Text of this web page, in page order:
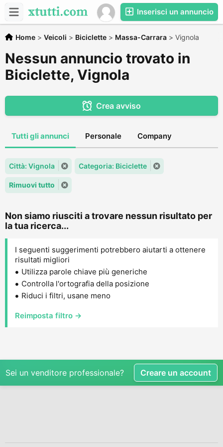
Inserisci un annuncio
Home > Veicoli > Biciclette > Massa-Carrara > Vignola
Nessun annuncio trovato in
Biciclette, Vignola
Crea avviso
Tutti gli annunci Personale Company
Città: Vignola Categoria: Biciclette
Rimuovi tutto
Non siamo riusciti a trovare nessun risultato per
la tua ricerca...
I seguenti suggerimenti potrebbero aiutarti a ottenere
risultati migliori
Utilizza parole chiave più generiche
Controlla l'ortografia della posizione
Riduci i filtri, usane meno
Reimposta filtro →
Sei un venditore professionale? Creare un account